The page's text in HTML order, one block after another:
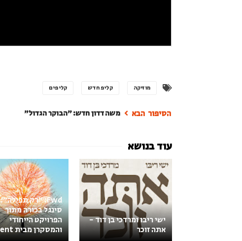
מוזיקה קליפ חדש קליפים
משה דדון חדש: "הבוקר הגדול"
ישי ריבו ומרדכי בן דוד -
אתה זוכר
Fwd: "רק תפילה":
סינגל בכורה מתוך
הפרויקט הייחודי
והמסקרן מבית Jtalent